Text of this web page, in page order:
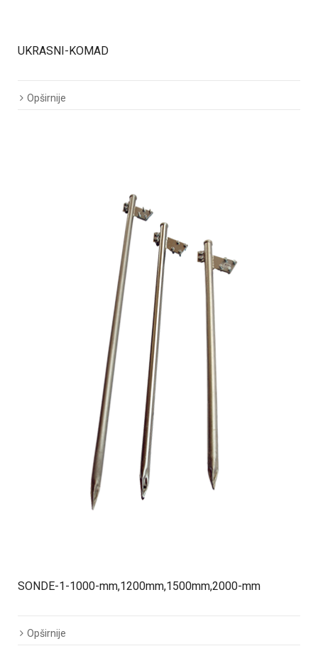
UKRASNI-KOMAD
Opširnije
SONDE-1-1000-mm,1200mm,1500mm,2000-mm
Opširnije